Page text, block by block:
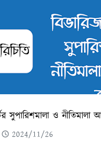
সুপারিশমালা ও
2024/11/26